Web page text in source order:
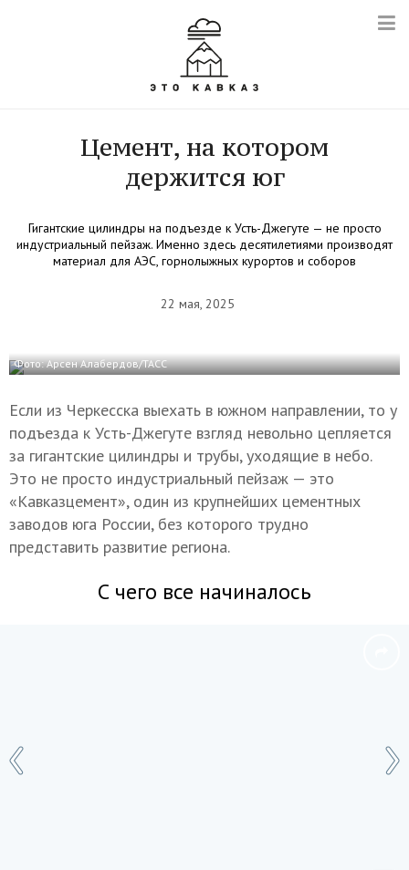
Цемент, на котором
держится юг
Гигантские цилиндры на подъезде к Усть-Джегуте — не просто
индустриальный пейзаж. Именно здесь десятилетиями производят
материал для АЭС, горнолыжных курортов и соборов
22 мая, 2025
Фото: Арсен Алабердов/ТАСС
Если из Черкесска выехать в южном направлении, то у
подъезда к Усть-Джегуте взгляд невольно цепляется
за гигантские цилиндры и трубы, уходящие в небо.
Это не просто индустриальный пейзаж — это
«Кавказцемент», один из крупнейших цементных
заводов юга России, без которого трудно
представить развитие региона.
С чего все начиналось